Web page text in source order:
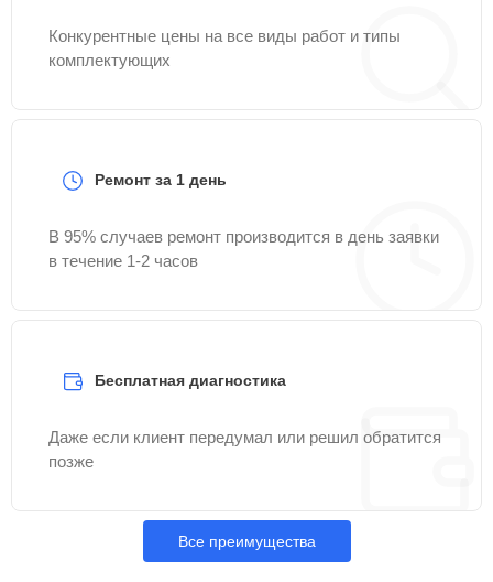
Конкурентные цены на все виды работ и типы
комплектующих
Ремонт за 1 день
В 95% случаев ремонт производится в день заявки
в течение 1-2 часов
Бесплатная диагностика
Даже если клиент передумал или решил обратится
позже
Все преимущества